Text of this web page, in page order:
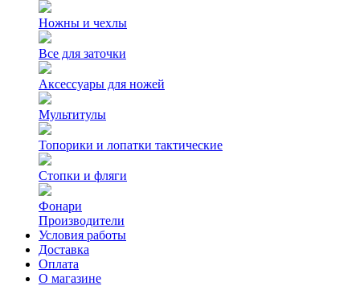
Ножны и чехлы
Все для заточки
Аксессуары для ножей
Мультитулы
Топорики и лопатки тактические
Стопки и фляги
Фонари
Производители
Условия работы
Доставка
Оплата
О магазине